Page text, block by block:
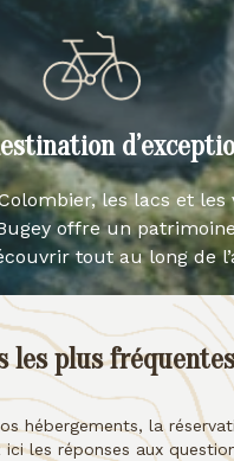
les lacs et les
offre un
tout au long de
les plus fréquentes
hébergements, la
ici les réponses aux